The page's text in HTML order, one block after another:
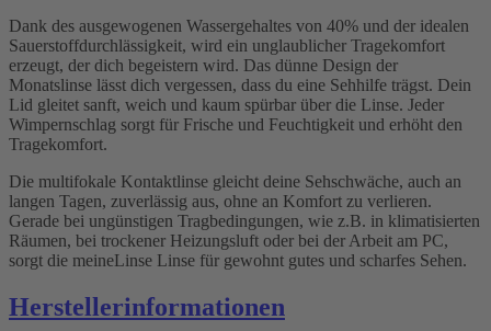
Dank des ausgewogenen Wassergehaltes von 40% und der idealen
Sauerstoffdurchlässigkeit, wird ein unglaublicher Tragekomfort
erzeugt, der dich begeistern wird. Das dünne Design der
Monatslinse lässt dich vergessen, dass du eine Sehhilfe trägst. Dein
Lid gleitet sanft, weich und kaum spürbar über die Linse. Jeder
Wimpernschlag sorgt für Frische und Feuchtigkeit und erhöht den
Tragekomfort.
Die multifokale Kontaktlinse gleicht deine Sehschwäche, auch an
langen Tagen, zuverlässig aus, ohne an Komfort zu verlieren.
Gerade bei ungünstigen Tragbedingungen, wie z.B. in klimatisierten
Räumen, bei trockener Heizungsluft oder bei der Arbeit am PC,
sorgt die meineLinse Linse für gewohnt gutes und scharfes Sehen.
Herstellerinformationen